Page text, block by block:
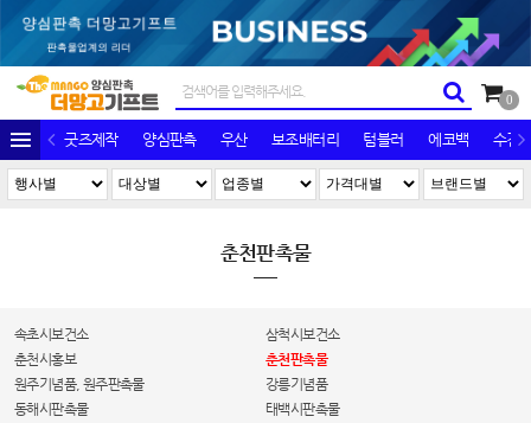
0
굿즈제작 양심판촉 우산 보조배터리 텀블러 에코백 수건/
춘천판촉물
속초시보건소
삼척시보건소
춘천시홍보
춘천판촉물
원주기념품, 원주판촉물
강릉기념품
동해시판촉물
태백시판촉물